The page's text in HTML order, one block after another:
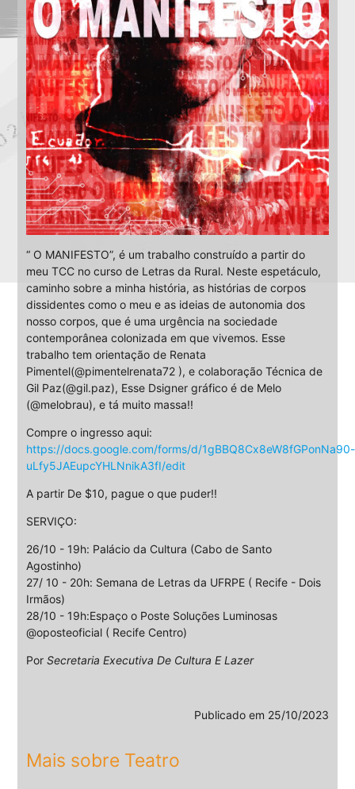
“ O MANIFESTO”, é um trabalho construído a partir do
meu TCC no curso de Letras da Rural. Neste espetáculo,
caminho sobre a minha história, as histórias de corpos
dissidentes como o meu e as ideias de autonomia dos
nosso corpos, que é uma urgência na sociedade
contemporânea colonizada em que vivemos. Esse
trabalho tem orientação de Renata
Pimentel(@pimentelrenata72 ), e colaboração Técnica de
Gil Paz(@gil.paz), Esse Dsigner gráfico é de Melo
(@melobrau), e tá muito massa!!
Compre o ingresso aqui:
https://docs.google.com/forms/d/1gBBQ8Cx8eW8fGPonNa90-
uLfy5JAEupcYHLNnikA3fI/edit
A partir De $10, pague o que puder!!
SERVIÇO:
26/10 - 19h: Palácio da Cultura (Cabo de Santo
Agostinho)
27/ 10 - 20h: Semana de Letras da UFRPE ( Recife - Dois
Irmãos)
28/10 - 19h:Espaço o Poste Soluções Luminosas
@oposteoficial ( Recife Centro)
Por Secretaria Executiva De Cultura E Lazer
Publicado em 25/10/2023
Mais sobre Teatro